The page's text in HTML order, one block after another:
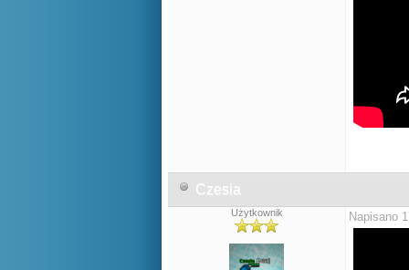
Czesia
Użytkownik Napisano